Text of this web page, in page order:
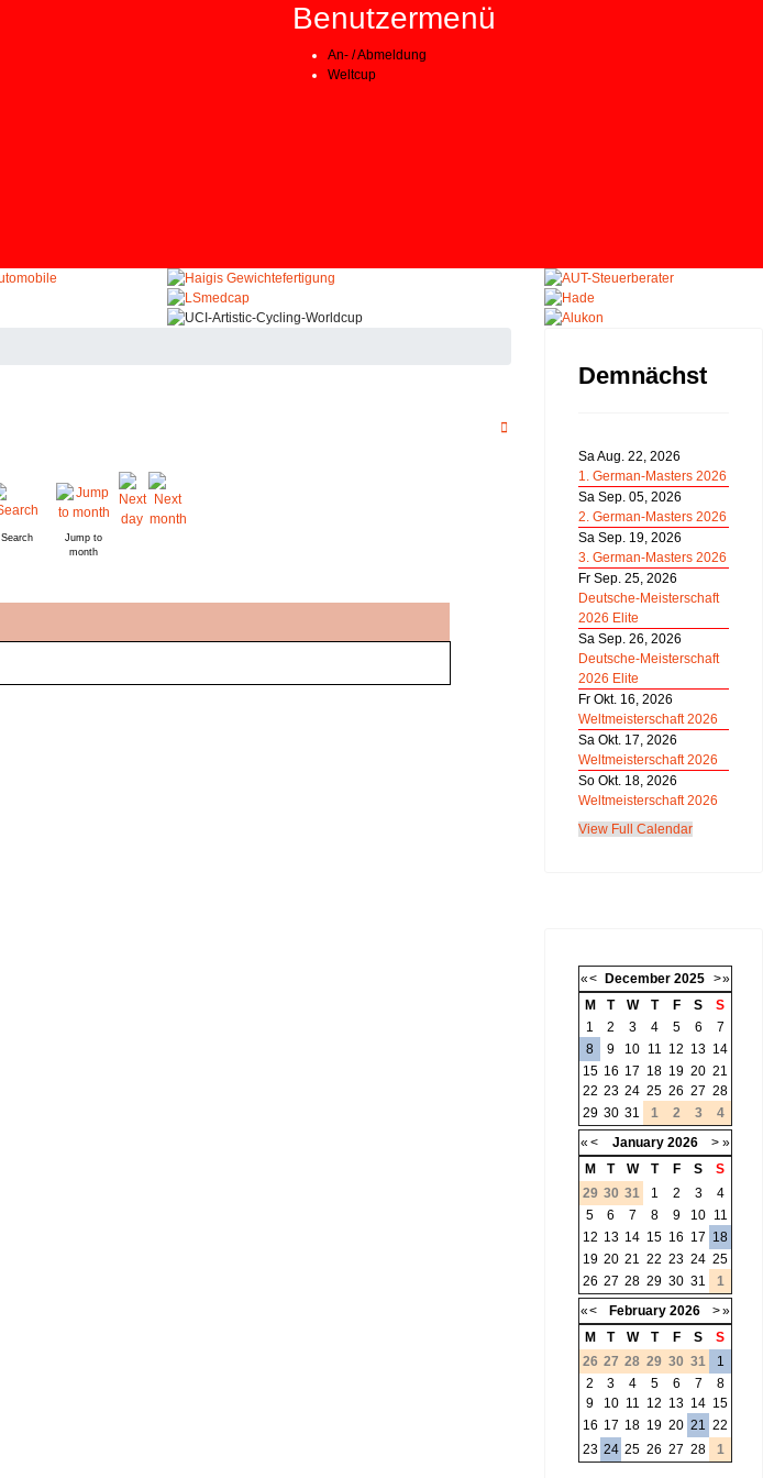
Benutzermenü
An- / Abmeldung
Weltcup
Search
Jump to
month
Demnächst
Sa Aug. 22, 2026
1. German-Masters 2026
Sa Sep. 05, 2026
2. German-Masters 2026
Sa Sep. 19, 2026
3. German-Masters 2026
Fr Sep. 25, 2026
Deutsche-Meisterschaft
2026 Elite
Sa Sep. 26, 2026
Deutsche-Meisterschaft
2026 Elite
Fr Okt. 16, 2026
Weltmeisterschaft 2026
Sa Okt. 17, 2026
Weltmeisterschaft 2026
So Okt. 18, 2026
Weltmeisterschaft 2026
View Full Calendar
«< December 2025 >»
M
T W T F S
S
1
2 3 4 5 6
7
8
9 10 11 12 13 14
15 16 17 18 19 20 21
22 23 24 25 26 27 28
29 30 31 1 2 3
4
« < January 2026 > »
M
T W T F S
S
29 30 31 1 2 3
4
5
6 7 8 9 10 11
12 13 14 15 16 17 18
19 20 21 22 23 24 25
26 27 28 29 30 31
1
«< February 2026 >»
M
T W T F S
S
26 27 28 29 30 31
1
2
3 4 5 6 7
8
9
10 11 12 13 14 15
16 17 18 19 20 21 22
23 24 25 26 27 28 1